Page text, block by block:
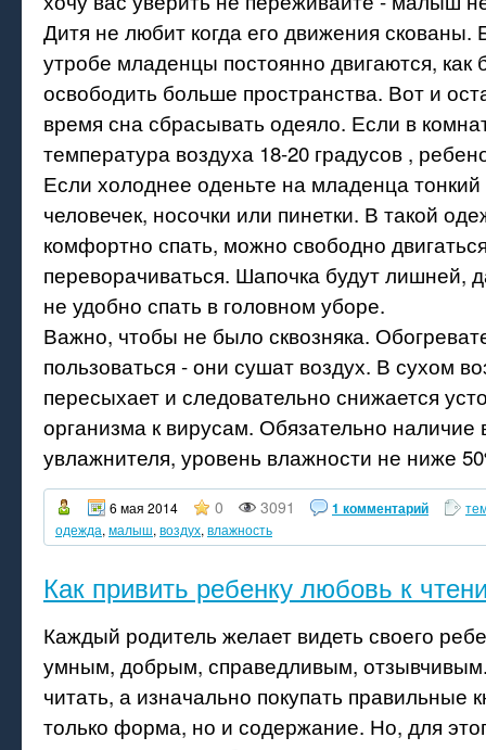
Дитя не любит когда его движения скованы.
утробе младенцы постоянно двигаются, как
освободить больше пространства. Вот и
время сна сбрасывать одеяло. Если в
температура воздуха 18-20 градусов ,
Если холоднее оденьте на младенца
человечек, носочки или пинетки. В такой
комфортно спать, можно свободно
переворачиваться. Шапочка будут лишней,
не удобно спать в головном уборе.
Важно, чтобы не было сквозняка.
пользоваться - они сушат воздух. В сухом
пересыхает и следовательно снижается
организма к вирусам. Обязательно наличие
увлажнителя, уровень влажности не ниже
6 мая 2014 0 3091 1 комментарий
одежда, малыш, воздух, влажность
Как привить ребенку любовь к
Каждый родитель желает видеть своего
умным, добрым, справедливым,
читать, а изначально покупать правильные
только форма, но и содержание. Но, для